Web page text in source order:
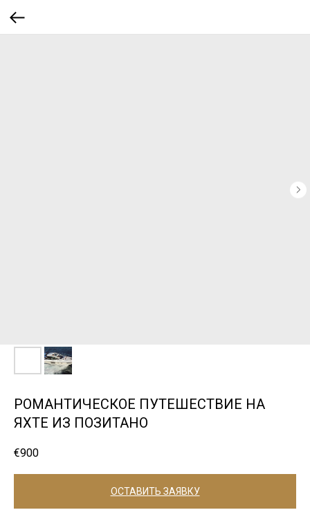
РОМАНТИЧЕСКОЕ ПУТЕШЕСТВИЕ НА
ЯХТЕ ИЗ ПОЗИТАНО
€900
ОСТАВИТЬ ЗАЯВКУ